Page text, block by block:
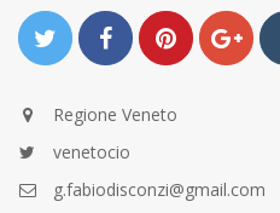
Regione Veneto
venetocio
g.fabiodisconzi@gmail.com